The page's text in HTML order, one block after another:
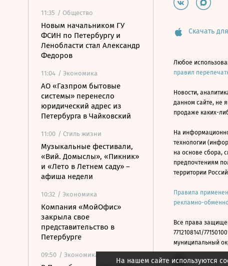
11:35 / Общество
Новым начальником ГУ
ФСИН по Петербургу и
Ленобласти стал Александр
Федоров
11:04 / Экономика
АО «Газпром бытовые
системы» перенесло
юридический адрес из
Петербурга в Чайковский
11:00 / Стиль жизни
Музыкальные фестивали,
«Вий. Домыслы», «Пикник»
и «Лето в Летнем саду» –
афиша недели
10:32 / Экономика
Компания «МойОфис»
закрыла свое
представительство в
Петербурге
09:50 / Экономика
На нашем сайте используются
Скачать
Любое
правил
Новости,
данном сайте, не
продаже каких-
На
технологии
на основе сбора,
предпочтениям
территории
Правила
рекламно-
Все права
7712108141/
муниципальный